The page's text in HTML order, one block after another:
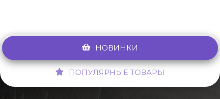
НОВИНКИ
ПОПУЛЯРНЫЕ ТОВАРЫ